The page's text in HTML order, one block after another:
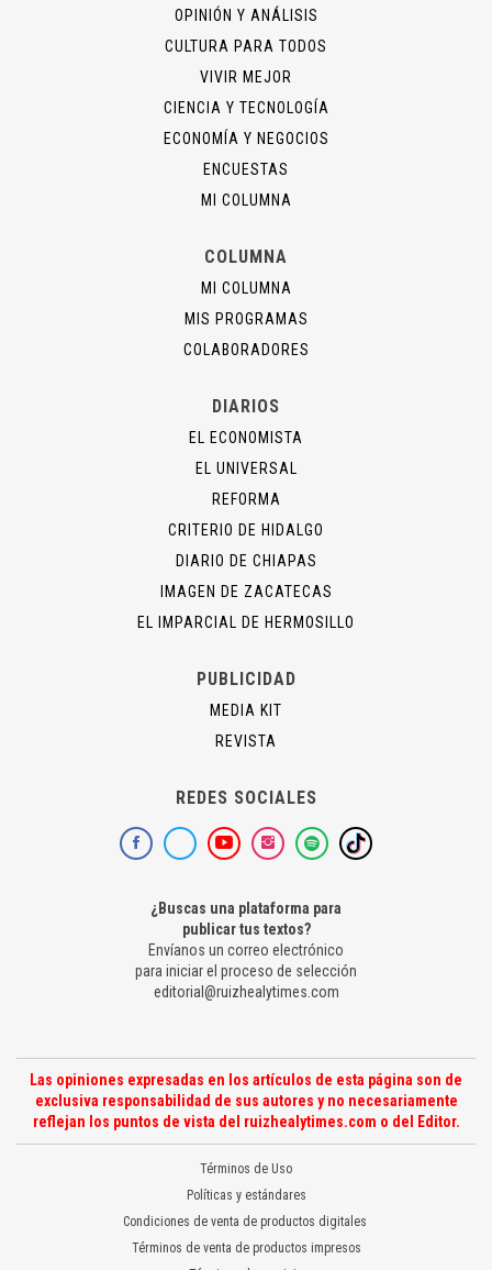
OPINIÓN Y ANÁLISIS
CULTURA PARA TODOS
VIVIR MEJOR
CIENCIA Y TECNOLOGÍA
ECONOMÍA Y NEGOCIOS
ENCUESTAS
MI COLUMNA
COLUMNA
MI COLUMNA
MIS PROGRAMAS
COLABORADORES
DIARIOS
EL ECONOMISTA
EL UNIVERSAL
REFORMA
CRITERIO DE HIDALGO
DIARIO DE CHIAPAS
IMAGEN DE ZACATECAS
EL IMPARCIAL DE HERMOSILLO
PUBLICIDAD
MEDIA KIT
REVISTA
REDES SOCIALES
¿Buscas una plataforma para
publicar tus textos?
Envíanos un correo electrónico
para iniciar el proceso de selección
editorial@ruizhealytimes.com
Las opiniones expresadas en los artículos de esta página son de
exclusiva responsabilidad de sus autores y no necesariamente
reflejan los puntos de vista del ruizhealytimes.com o del Editor.
Términos de Uso
Políticas y estándares
Condiciones de venta de productos digitales
Términos de venta de productos impresos